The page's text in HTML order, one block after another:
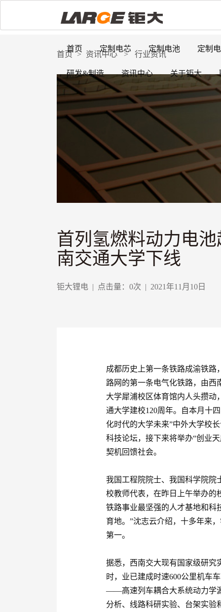
首页 定制电芯 定制电池 定制
研发&制造 资讯中心 关于钜大
首页 > 资讯中心 > 行业资讯
首列氢燃料动力电
南交通大学下线
钜大锂电 | 点击量： 0次 | 2021年11月10日
成都历史上第一条铁路成渝铁路
路网的第一条电气化铁路，由
大学犀浦校区体育馆内人头攒动
通大学建校120周年。自本月十
化时代的大学未来”中外大学校
科技论坛，接下来将举办“创业
契机回馈社会。
我国工程院院士、我国科学院院
校教师代表，在昨日上午举办的
铁路事业最坚强的人才基地和科
育地。”沈志云介绍，十多年来
第一。
据悉，西南交大现有国家级研究
时，业已建成时速600公里机车
——高速列车耦合大系统动力学
分析、线路科研实验、台架实验